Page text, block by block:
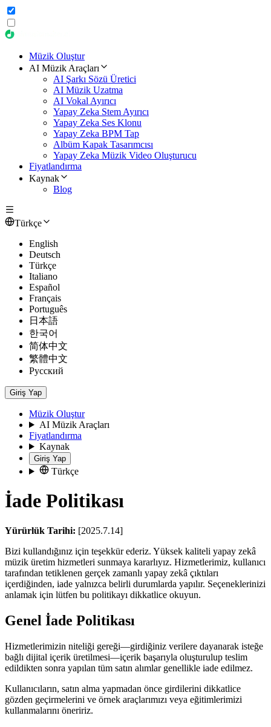
Müzik Oluştur
AI Müzik Araçları
AI Şarkı Sözü Üretici
AI Müzik Uzatma
AI Vokal Ayırıcı
Yapay Zeka Stem Ayırıcı
Yapay Zeka Ses Klonu
Yapay Zeka BPM Tap
Albüm Kapak Tasarımcısı
Yapay Zeka Müzik Video Oluşturucu
Fiyatlandırma
Kaynak
Blog
Türkçe
English
Deutsch
Türkçe
Italiano
Español
Français
Português
日本語
한국어
简体中文
繁體中文
Русский
Giriş Yap
Müzik Oluştur
AI Müzik Araçları
Fiyatlandırma
Kaynak
Giriş Yap
Türkçe
İade Politikası
Yürürlük Tarihi: [2025.7.14]
Bizi kullandığınız için teşekkür ederiz. Yüksek kaliteli yapay zekâ
müzik üretim hizmetleri sunmaya kararlıyız. Hizmetlerimiz, kullanıcı
tarafından tetiklenen gerçek zamanlı yapay zekâ çıktıları
içerdiğinden, iade yalnızca belirli durumlarda yapılır. Seçeneklerinizi
anlamak için lütfen bu politikayı dikkatlice okuyun.
Genel İade Politikası
Hizmetlerimizin niteliği gereği—girdiğiniz verilere dayanarak isteğe
bağlı dijital içerik üretilmesi—içerik başarıyla oluşturulup teslim
edildikten sonra yapılan tüm satın alımlar genellikle iade edilmez.
Kullanıcıların, satın alma yapmadan önce girdilerini dikkatlice
gözden geçirmelerini ve örnek araçlarımızı veya eğitimlerimizi
kullanmalarını öneririz.